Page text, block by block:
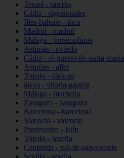
Teruel - sarrión
Cádiz - algodonales
Illes-balears - inca
Madrid - madrid
Málaga - torremolinos
Asturias - oviedo
Cádiz - el-puerto-de-santa-maría
Asturias - aller
Toledo - illescas
álava - vitoria-gasteiz
Málaga - marbella
Zaragoza - zaragoza
Barcelona - barcelona
Valencia - valencia
Pontevedra - lalín
Toledo - seseña
Cantabria - val-de-san-vicente
Sevilla - sevilla